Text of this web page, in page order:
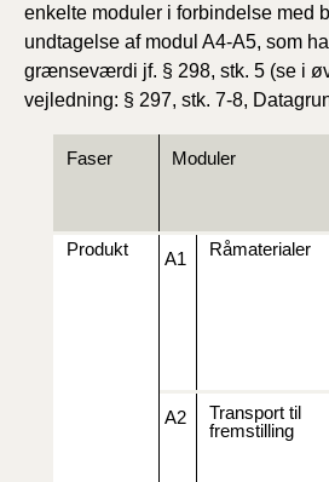
enkelte moduler i forbindelse med
undtagelse af modul A4-A5, som
grænseværdi jf. § 298, stk. 5 (se i
vejledning: § 297, stk. 7-8,
Faser Moduler
Produkt
A1 Råmaterialer
A2
Transport til
fremstilling